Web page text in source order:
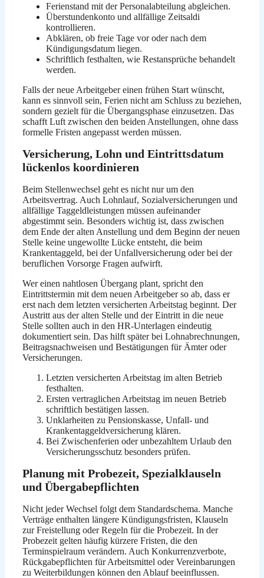
Ferienstand mit der Personalabteilung abgleichen.
Überstundenkonto und allfällige Zeitsaldi
kontrollieren.
Abklären, ob freie Tage vor oder nach dem
Kündigungsdatum liegen.
Schriftlich festhalten, wie Restansprüche behandelt
werden.
Falls der neue Arbeitgeber einen frühen Start wünscht,
kann es sinnvoll sein, Ferien nicht am Schluss zu beziehen,
sondern gezielt für die Übergangsphase einzusetzen. Das
schafft Luft zwischen den beiden Anstellungen, ohne dass
formelle Fristen angepasst werden müssen.
Versicherung, Lohn und Eintrittsdatum
lückenlos koordinieren
Beim Stellenwechsel geht es nicht nur um den
Arbeitsvertrag. Auch Lohnlauf, Sozialversicherungen und
allfällige Taggeldleistungen müssen aufeinander
abgestimmt sein. Besonders wichtig ist, dass zwischen
dem Ende der alten Anstellung und dem Beginn der neuen
Stelle keine ungewollte Lücke entsteht, die beim
Krankentaggeld, bei der Unfallversicherung oder bei der
beruflichen Vorsorge Fragen aufwirft.
Wer einen nahtlosen Übergang plant, spricht den
Eintrittstermin mit dem neuen Arbeitgeber so ab, dass er
erst nach dem letzten versicherten Arbeitstag beginnt. Der
Austritt aus der alten Stelle und der Eintritt in die neue
Stelle sollten auch in den HR-Unterlagen eindeutig
dokumentiert sein. Das hilft später bei Lohnabrechnungen,
Beitragsnachweisen und Bestätigungen für Ämter oder
Versicherungen.
Letzten versicherten Arbeitstag im alten Betrieb
festhalten.
Ersten vertraglichen Arbeitstag im neuen Betrieb
schriftlich bestätigen lassen.
Unklarheiten zu Pensionskasse, Unfall- und
Krankentaggeldversicherung klären.
Bei Zwischenferien oder unbezahltem Urlaub den
Versicherungsschutz besonders prüfen.
Planung mit Probezeit, Spezialklauseln
und Übergabepflichten
Nicht jeder Wechsel folgt dem Standardschema. Manche
Verträge enthalten längere Kündigungsfristen, Klauseln
zur Freistellung oder Regeln für die Probezeit. In der
Probezeit gelten häufig kürzere Fristen, die den
Terminspielraum verändern. Auch Konkurrenzverbote,
Rückgabepflichten für Arbeitsmittel oder Vereinbarungen
zu Weiterbildungen können den Ablauf beeinflussen.